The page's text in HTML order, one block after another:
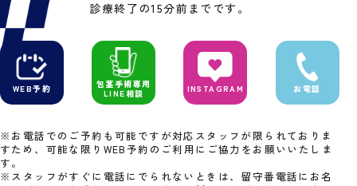
診療終了の15分前までです。
WEB予約
包茎手術専用
LINE相談
INSTAGRAM お電話
※お電話でのご予約も可能ですが対応スタッフが限られておりま
すため、可能な限りWEB予約のご利用にご協力をお願いいたしま
す。
※スタッフがすぐに電話にでられないときは、留守番電話にお名